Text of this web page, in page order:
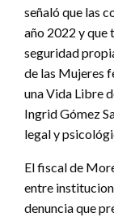
señaló que las
año 2022 y que
seguridad
de las Mujeres
una Vida Libre
Ingrid Gómez
legal y
El fiscal de
entre
denuncia que